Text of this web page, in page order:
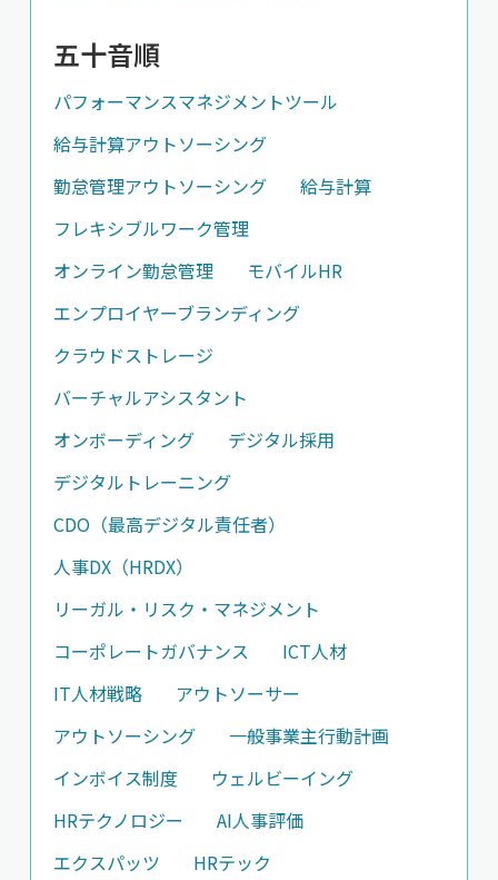
五十音順
パフォーマンスマネジメントツール
給与計算アウトソーシング
勤怠管理アウトソーシング
給与計算
フレキシブルワーク管理
オンライン勤怠管理
モバイルHR
エンプロイヤーブランディング
クラウドストレージ
バーチャルアシスタント
オンボーディング
デジタル採用
デジタルトレーニング
CDO（最高デジタル責任者）
人事DX（HRDX）
リーガル・リスク・マネジメント
コーポレートガバナンス
ICT人材
IT人材戦略
アウトソーサー
アウトソーシング
一般事業主行動計画
インボイス制度
ウェルビーイング
HRテクノロジー
AI人事評価
エクスパッツ
HRテック